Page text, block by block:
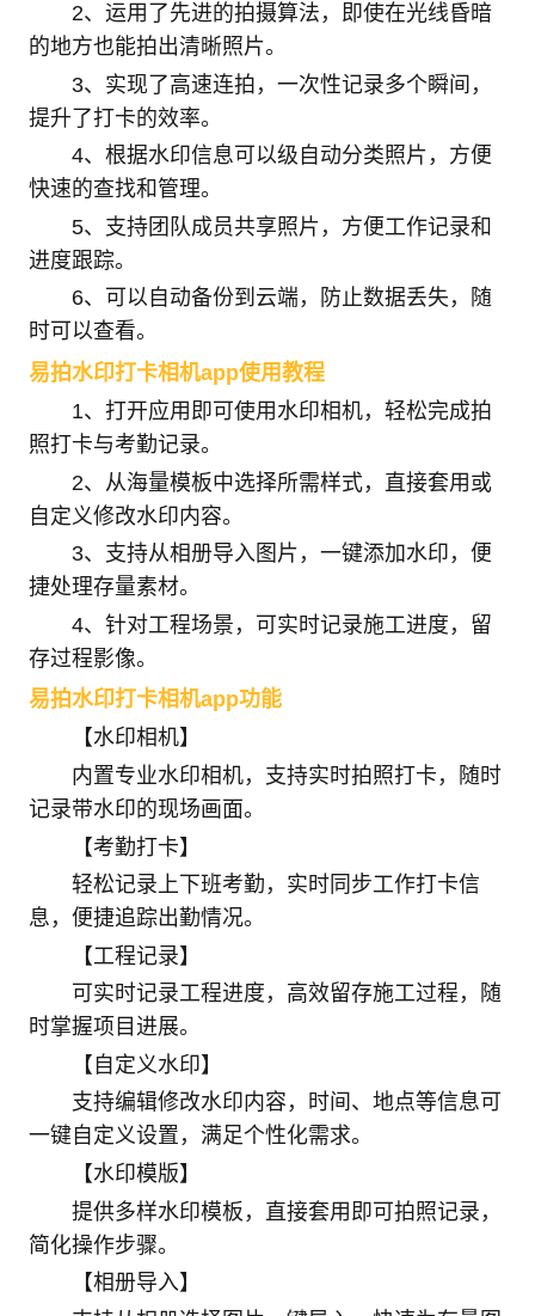
2、运用了先进的拍摄算法，即使在光线昏暗
的地方也能拍出清晰照片。
3、实现了高速连拍，一次性记录多个瞬间，
提升了打卡的效率。
4、根据水印信息可以级自动分类照片，方便
快速的查找和管理。
5、支持团队成员共享照片，方便工作记录和
进度跟踪。
6、可以自动备份到云端，防止数据丢失，随
时可以查看。
易拍水印打卡相机app使用教程
1、打开应用即可使用水印相机，轻松完成拍
照打卡与考勤记录。
2、从海量模板中选择所需样式，直接套用或
自定义修改水印内容。
3、支持从相册导入图片，一键添加水印，便
捷处理存量素材。
4、针对工程场景，可实时记录施工进度，留
存过程影像。
易拍水印打卡相机app功能
【水印相机】
内置专业水印相机，支持实时拍照打卡，随时
记录带水印的现场画面。
【考勤打卡】
轻松记录上下班考勤，实时同步工作打卡信
息，便捷追踪出勤情况。
【工程记录】
可实时记录工程进度，高效留存施工过程，随
时掌握项目进展。
【自定义水印】
支持编辑修改水印内容，时间、地点等信息可
一键自定义设置，满足个性化需求。
【水印模版】
提供多样水印模板，直接套用即可拍照记录，
简化操作步骤。
【相册导入】